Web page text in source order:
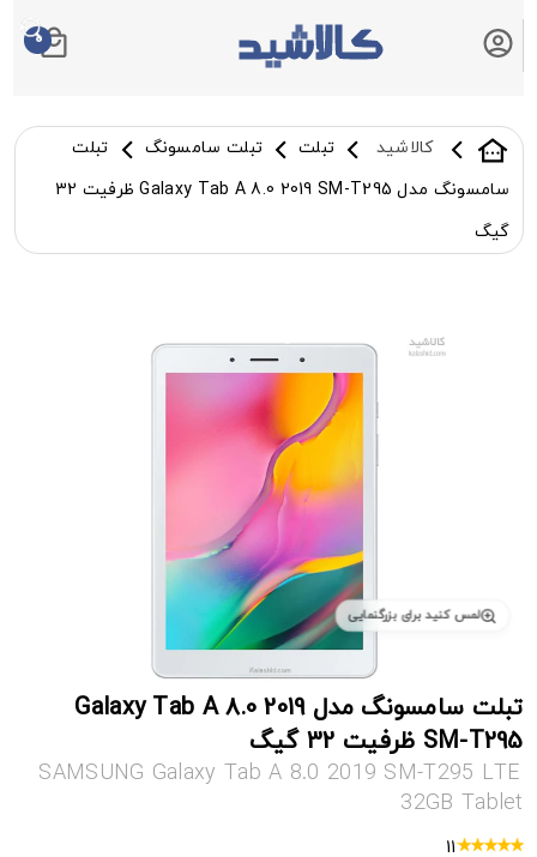
0
کالاشید تبلت تبلت سامسونگ
تبلت
سامسونگ مدل Galaxy Tab A 8.0 2019 SM-T295 ظرفیت 32
گیگ
لمس کنید برای بزرگنمایی
تبلت سامسونگ مدل Galaxy Tab A 8.0 2019
SM-T295 ظرفیت 32 گیگ
SAMSUNG Galaxy Tab A 8.0 2019 SM-T295 LTE
32GB Tablet
11